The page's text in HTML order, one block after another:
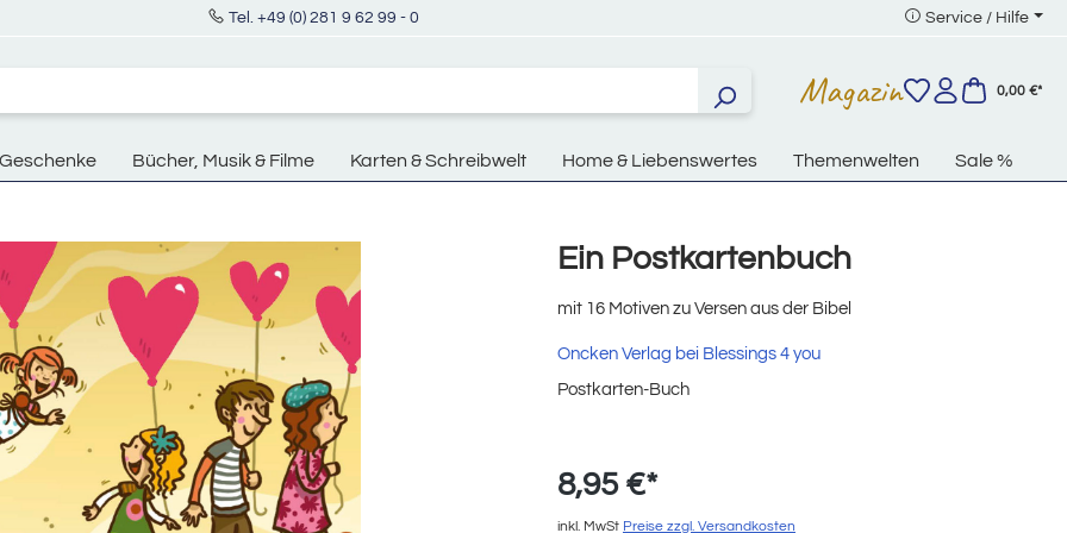
Tel. +49 (0) 281 9 62 99 - 0 Service / Hilfe
Magazin 0,00 €*
Geschenke Bücher, Musik & Filme Karten & Schreibwelt Home & Liebenswertes Themenwelten Sale %
Ein Postkartenbuch
mit 16 Motiven zu Versen aus der Bibel
Oncken Verlag bei Blessings 4 you
Postkarten-Buch
8,95 €*
inkl. MwSt Preise zzgl. Versandkosten